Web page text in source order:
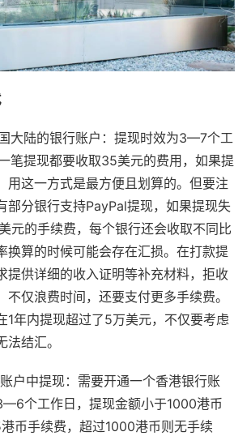
大陆的银行账户：提现时效为3—7个工
笔提现都要收取35美元的费用，如果提
用这一方式是最方便且划算的。但要注
部分银行支持PayPal提现，如果提现失
元的手续费，每个银行还会收取不同比
换算的时候可能会存在汇损。在打款提
提供详细的收入证明等补充材料，拒收
不仅浪费时间，还要支付更多手续费。
1年内提现超过了5万美元，不仅要考虑
结汇。
户中提现：需要开通一个香港银行账
个工作日，提现金额小于1000港币
币手续费，超过1000港币则无手续